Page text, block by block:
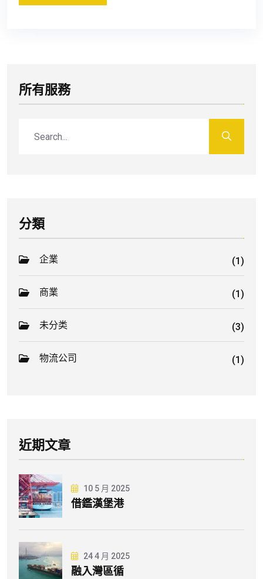
所有服務
分類
企業 (1)
商業 (1)
未分类 (3)
物流公司 (1)
近期文章
10 5 月 2025
借鑑漢堡港
24 4 月 2025
融入灣區循